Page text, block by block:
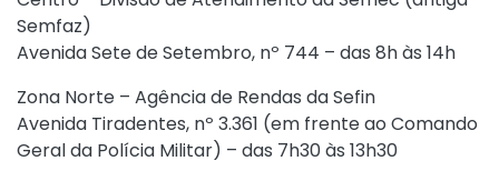
Semfaz)
Avenida Sete de Setembro, nº 744 – das 8h às 14h
Zona Norte – Agência de Rendas da Sefin
Avenida Tiradentes, nº 3.361 (em frente ao Comando
Geral da Polícia Militar) – das 7h30 às 13h30